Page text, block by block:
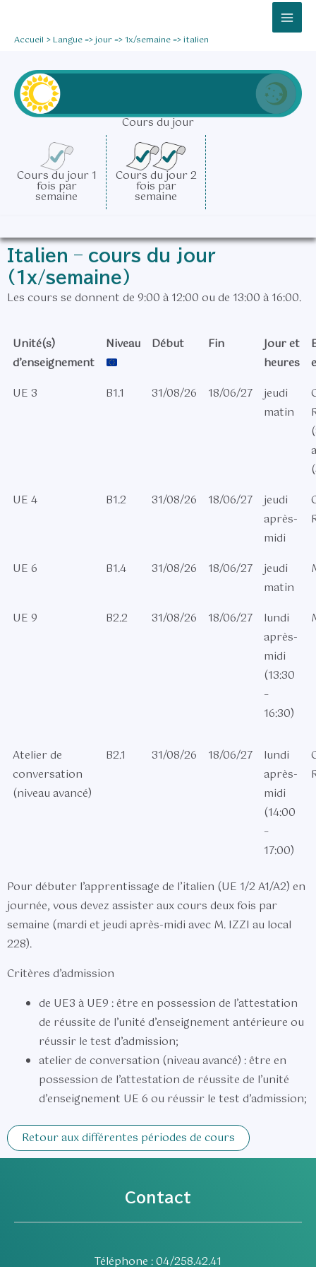
contenu
Main
Accueil Langue => jour => 1x/semaine => italien
Cours du jour
Cours du jour 1
fois par
semaine
Cours du jour 2
fois par
semaine
Italien – cours du jour
(1x/semaine)
Les cours se donnent de 9:00 à 12:00 ou de 13:00 à 16:00.
Unité(s)
d’enseignement
Niveau Début Fin
Jour et
heures
UE 3
B1.1 31/08/26 18/06/27
jeudi
matin
UE 4
B1.2 31/08/26 18/06/27
jeudi
après-
midi
UE 6 B1.4 31/08/26 18/06/27
jeudi
matin
UE 9 B2.2 31/08/26 18/06/27
lundi
après-
midi
(13:30
–
16:30)
Atelier de
conversation
(niveau avancé)
B2.1 31/08/26 18/06/27
lundi
après-
midi
(14:00
–
17:00)
Pour débuter l’apprentissage de l’italien (UE 1/2 A1/A2) en
journée, vous devez assister aux cours deux fois par
semaine (mardi et jeudi après-midi avec M. IZZI au local
228).
Critères d’admission
de UE3 à UE9 : être en possession de l’attestation
de réussite de l’unité d’enseignement antérieure ou
réussir le test d’admission;
atelier de conversation (niveau avancé) : être en
possession de l’attestation de réussite de l’unité
d’enseignement UE 6 ou réussir le test d’admission;
Retour aux différentes périodes de cours
Contact
Téléphone : 04/258.42.41